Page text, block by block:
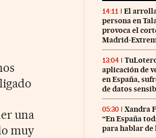
una
muy
14:11
El
persona en
provoca el
Madrid-
13:04
aplicación de
en España,
de datos
05:30
Xandra
“En España
para hablar de